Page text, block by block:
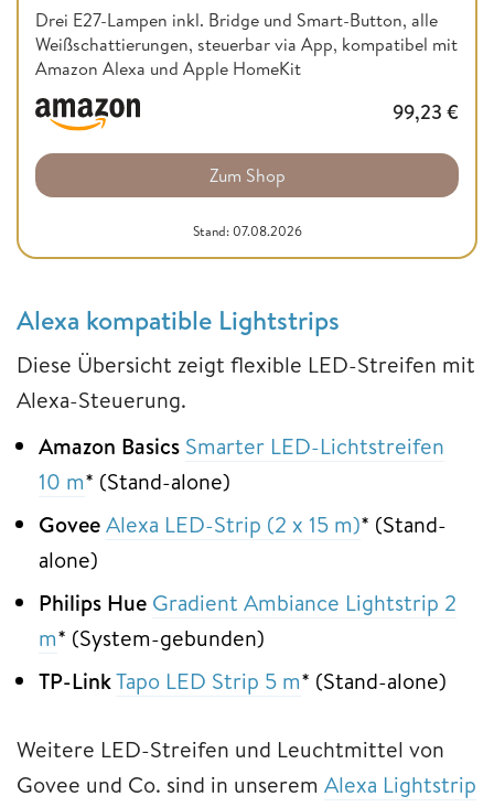
Drei E27-Lampen inkl. Bridge und Smart-Button, alle
Weißschattierungen, steuerbar via App, kompatibel mit
Amazon Alexa und Apple HomeKit
99,23 €
Zum Shop
Stand: 07.08.2026
Alexa kompatible Lightstrips
Diese Übersicht zeigt flexible LED-Streifen mit
Alexa-Steuerung.
Amazon Basics Smarter LED-Lichtstreifen
10 m* (Stand-alone)
GoveeAlexa LED-Strip (2 x 15 m)* (Stand-
alone)
Philips Hue Gradient Ambiance Lightstrip 2
m* (System-gebunden)
TP-LinkTapo LED Strip 5 m* (Stand-alone)
Weitere LED-Streifen und Leuchtmittel von
Govee und Co. sind in unserem Alexa Lightstrip